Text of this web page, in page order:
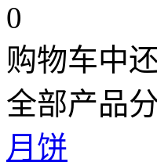
0
购物车中
全部产品
月饼